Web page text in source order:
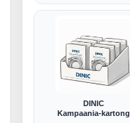
DINIC
Kampaania-kartong